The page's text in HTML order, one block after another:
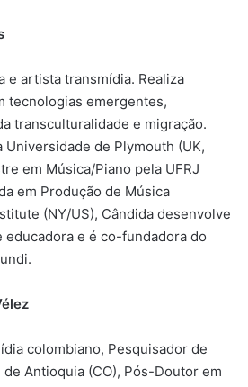
e artista transmídia. Realiza
tecnologias emergentes,
transculturalidade e migração.
de Plymouth (UK,
em Música/Piano pela UFRJ
em Produção de Música
(NY/US), Cândida desenvolve
e é co-fundadora do
colombiano, Pesquisador de
Antioquia (CO), Pós-Doutor em